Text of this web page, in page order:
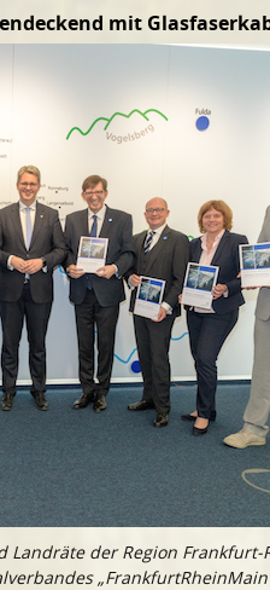
mit
Landräte der Region